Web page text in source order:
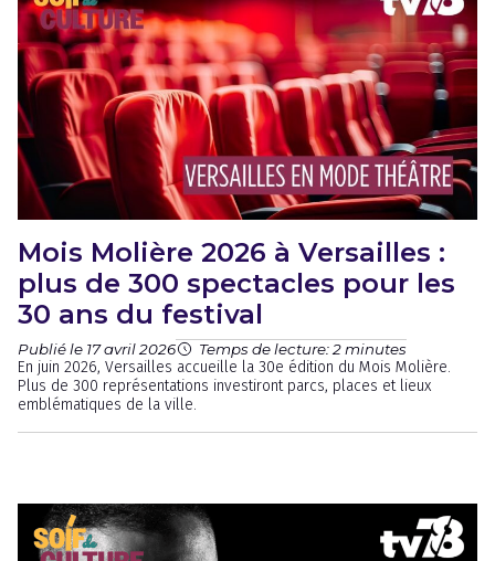
Mois Molière 2026 à Versailles :
plus de 300 spectacles pour les
30 ans du festival
Publié le 17 avril 2026 Temps de lecture: 2 minutes
En juin 2026, Versailles accueille la 30e édition du Mois Molière.
Plus de 300 représentations investiront parcs, places et lieux
emblématiques de la ville.